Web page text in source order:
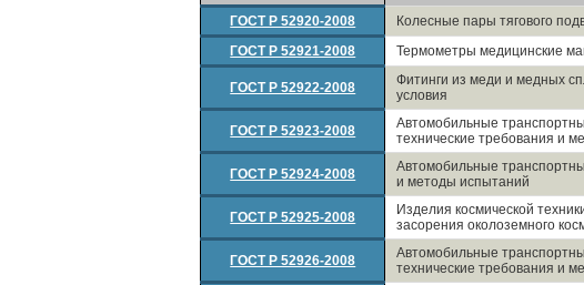
ГОСТ Р 52920-2008
Колесные пары тягового
ГОСТ Р 52921-2008
Термометры медицинские
ГОСТ Р 52922-2008
Фитинги из меди и медных
условия
ГОСТ Р 52923-2008
Автомобильные
технические требования и
ГОСТ Р 52924-2008
Автомобильные
и методы испытаний
ГОСТ Р 52925-2008
Изделия космической
засорения околоземного
ГОСТ Р 52926-2008
Автомобильные
технические требования и